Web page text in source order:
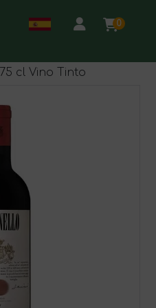
0
cl Vino Tinto